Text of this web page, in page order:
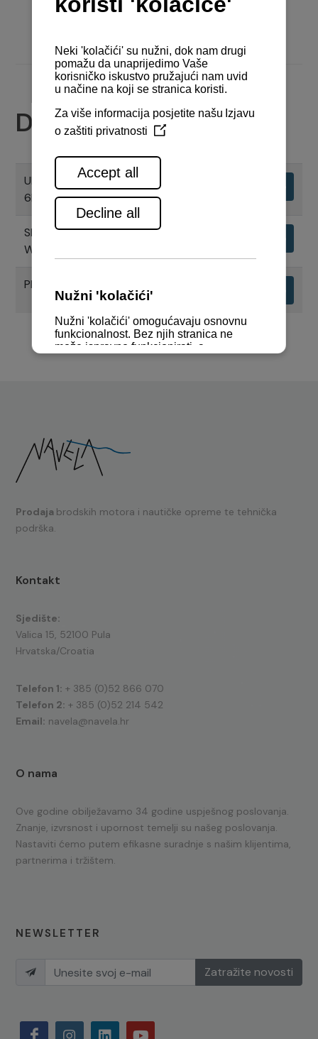
Dokumenti
UPORABNI PRIRUČNIK MOTORA
6LY2M-WDT WST
SPECIFIKACIJE MOTORA 6LY2M-
WDT
PRIRUČNIK O JAMSTVU
Prodaja brodskih motora i nautičke opreme te tehnička
podrška.
Kontakt
Sjedište:
Valica 15, 52100 Pula
Hrvatska/Croatia
Telefon 1: + 385 (0)52 866 070
Telefon 2: + 385 (0)52 214 542
Email: navela@navela.hr
O nama
Ove godine obilježavamo 34 godine uspješnog poslovanja.
Znanje, izvrsnost i upornost temelji su našeg poslovanja.
Nastaviti ćemo putem efikasne suradnje s našim klijentima,
partnerima i tržištem.
NEWSLETTER
Zatražite novosti